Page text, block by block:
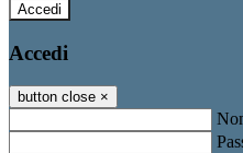
Accedi
Accedi
button close ×